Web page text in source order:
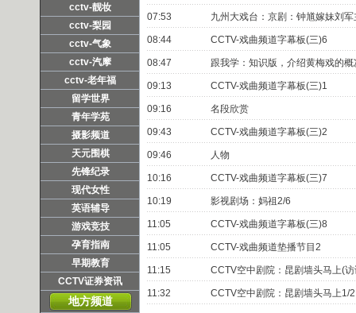
cctv-靓妆
cctv-梨园
cctv-气象
cctv-汽摩
cctv-老年福
留学世界
青年学苑
摄影频道
天元围棋
先锋纪录
现代女性
英语辅导
游戏竞技
孕育指南
早期教育
CCTV证券资讯
地方频道
07:53 九州大戏台：京剧：钟馗嫁妹刘军
08:44 CCTV-戏曲频道字幕板(三)6
08:47 跟我学：知识版，介绍黄梅戏的概
09:13 CCTV-戏曲频道字幕板(三)1
09:16 名段欣赏
09:43 CCTV-戏曲频道字幕板(三)2
09:46 人物
10:16 CCTV-戏曲频道字幕板(三)7
10:19 影视剧场：妈祖2/6
11:05 CCTV-戏曲频道字幕板(三)8
11:05 CCTV-戏曲频道垫播节目2
11:15 CCTV空中剧院：昆剧墙头马上(
11:32 CCTV空中剧院：昆剧墙头马上1/2